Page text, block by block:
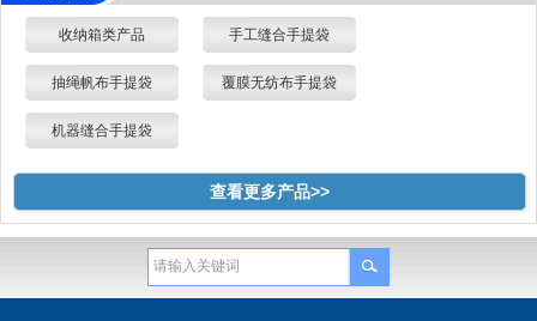
收纳箱类产品 手工缝合手提袋
抽绳帆布手提袋 覆膜无纺布手提袋
机器缝合手提袋
查看更多产品>>